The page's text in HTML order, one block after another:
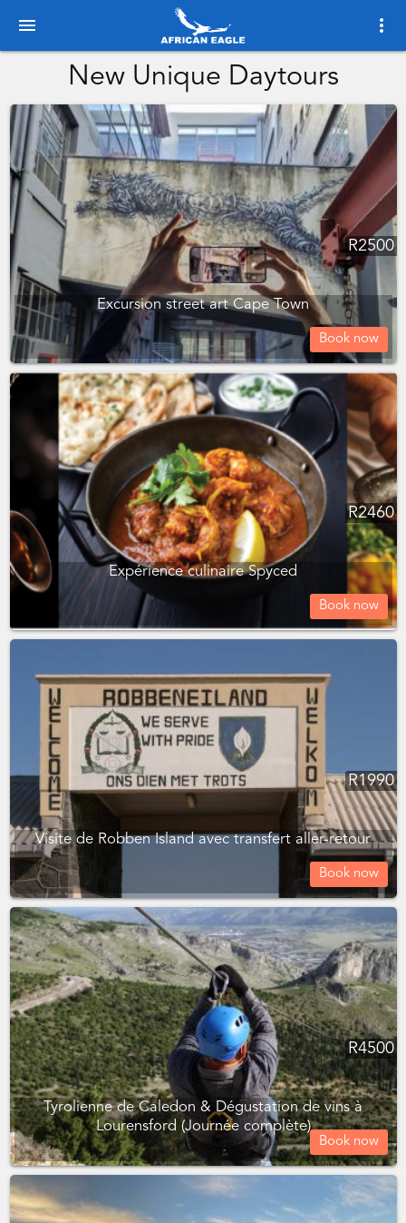
menu more_vert
New Unique Daytours
R2500
Excursion street art Cape Town
Book now
R2460
Expérience culinaire Spyced
Book now
R1990
Visite de Robben Island avec transfert aller-retour
Book now
R4500
Tyrolienne de Caledon & Dégustation de vins à
Lourensford (Journée complète)
Book now